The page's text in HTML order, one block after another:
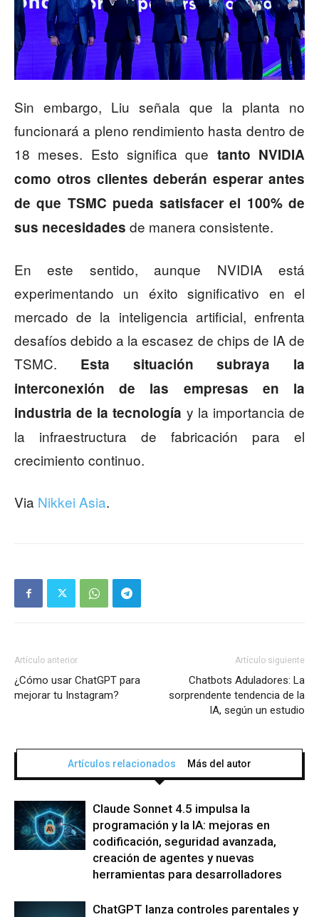
Sin embargo, Liu señala que la planta no
funcionará a pleno rendimiento hasta dentro de
18 meses. Esto significa que tanto NVIDIA
como otros clientes deberán esperar antes
de que TSMC pueda satisfacer el 100% de
sus necesidades de manera consistente.
En este sentido, aunque NVIDIA está
experimentando un éxito significativo en el
mercado de la inteligencia artificial, enfrenta
desafíos debido a la escasez de chips de IA de
TSMC. Esta situación subraya la
interconexión de las empresas en la
industria de la tecnología y la importancia de
la infraestructura de fabricación para el
crecimiento continuo.
Via Nikkei Asia.
Artículo anterior
¿Cómo usar ChatGPT para
mejorar tu Instagram?
Artículo siguiente
Chatbots Aduladores: La
sorprendente tendencia de la
IA, según un estudio
Artículos relacionados Más del autor
Claude Sonnet 4.5 impulsa la
programación y la IA: mejoras en
codificación, seguridad avanzada,
creación de agentes y nuevas
herramientas para desarrolladores
ChatGPT lanza controles parentales y